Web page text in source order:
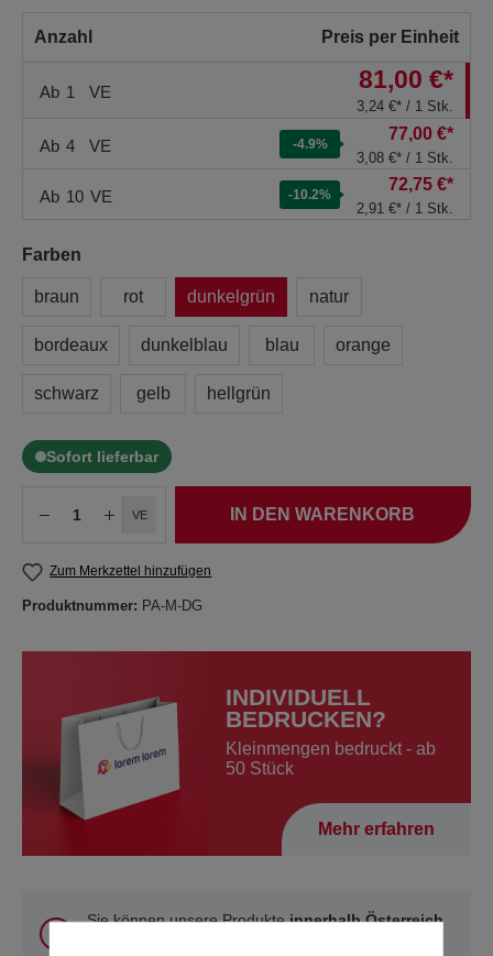
Anzahl Preis per Einheit
Ab 1 VE 81,00 €*
3,24 €* / 1 Stk.
Ab 4 VE -4.9%
77,00 €*
3,08 €* / 1 Stk.
Ab 10 VE -10.2%
72,75 €*
2,91 €* / 1 Stk.
Farben
braun rot dunkelgrün natur
bordeaux dunkelblau blau orange
schwarz gelb hellgrün
Sofort lieferbar
VE IN DEN WARENKORB
Zum Merkzettel hinzufügen
Produktnummer: PA-M-DG
INDIVIDUELL
BEDRUCKEN?
Kleinmengen bedruckt - ab
50 Stück
Mehr erfahren
Sie können unsere Produkteinnerhalb Österreich